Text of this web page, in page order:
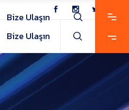
Bize Ulaşın
Bize Ulaşın